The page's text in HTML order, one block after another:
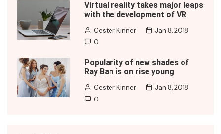
Virtual reality takes major leaps
with the development of VR
Cester Kinner
Jan 8, 2018
0
Popularity of new shades of
Ray Ban is on rise young
Cester Kinner
Jan 8, 2018
0